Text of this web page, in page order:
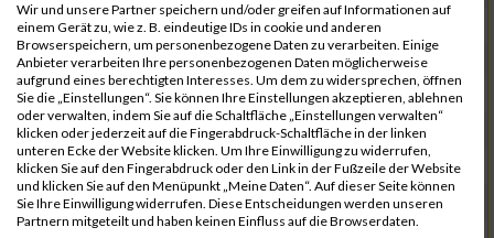
48B
Leonhard Gstreinthaler
27B
Larissa Gurgiser
83B
Frida Hacker
19
70B
Isabella Heinisch Grauer
37B
Marco Herzog
19
87B
Luken Hessler
Wir und unsere Partner speichern und/oder greifen auf Informationen auf
einem Gerät zu, wie z. B. eindeutige IDs in cookie und anderen
Browserspeichern, um personenbezogene Daten zu verarbeiten. Einige
Anbieter verarbeiten Ihre personenbezogenen Daten möglicherweise
aufgrund eines berechtigten Interesses. Um dem zu widersprechen, öffnen
Sie die „Einstellungen“. Sie können Ihre Einstellungen akzeptieren, ablehnen
oder verwalten, indem Sie auf die Schaltfläche „Einstellungen verwalten“
klicken oder jederzeit auf die Fingerabdruck-Schaltfläche in der linken
unteren Ecke der Website klicken. Um Ihre Einwilligung zu widerrufen,
klicken Sie auf den Fingerabdruck oder den Link in der Fußzeile der Website
und klicken Sie auf den Menüpunkt „Meine Daten“. Auf dieser Seite können
Sie Ihre Einwilligung widerrufen. Diese Entscheidungen werden unseren
Partnern mitgeteilt und haben keinen Einfluss auf die Browserdaten.